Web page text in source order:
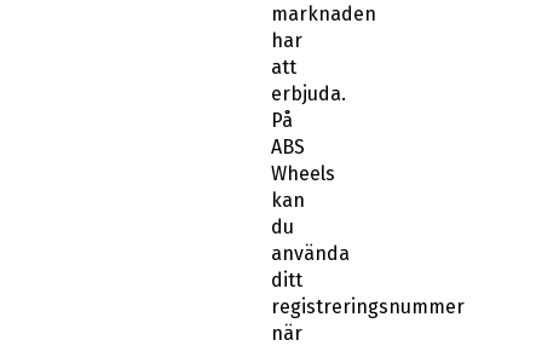
marknaden
har
att
erbjuda.
På
ABS
Wheels
kan
du
använda
ditt
registreringsnummer
när